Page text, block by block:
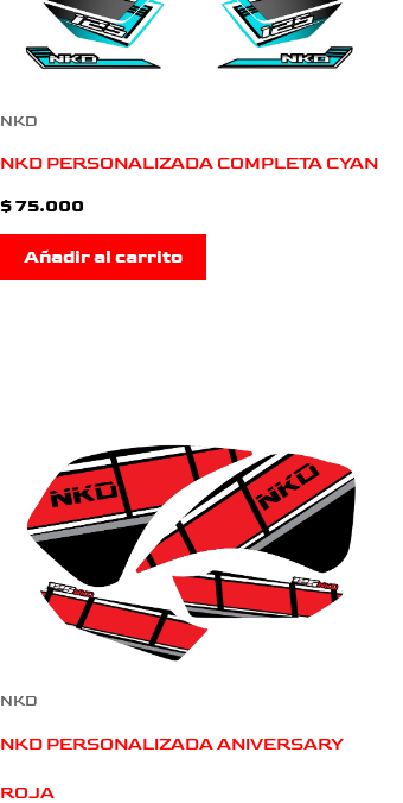
NKD
NKD PERSONALIZADA COMPLETA CYAN
$75.000
Añadir al carrito
NKD
NKD PERSONALIZADA ANIVERSARY
ROJA